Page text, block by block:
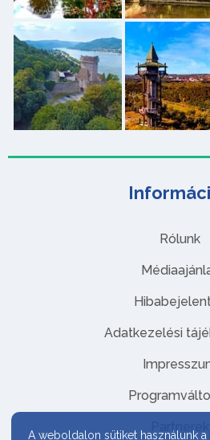
Rólunk
Adatkezelési
Partnerek
A weboldalon sütiket használunk